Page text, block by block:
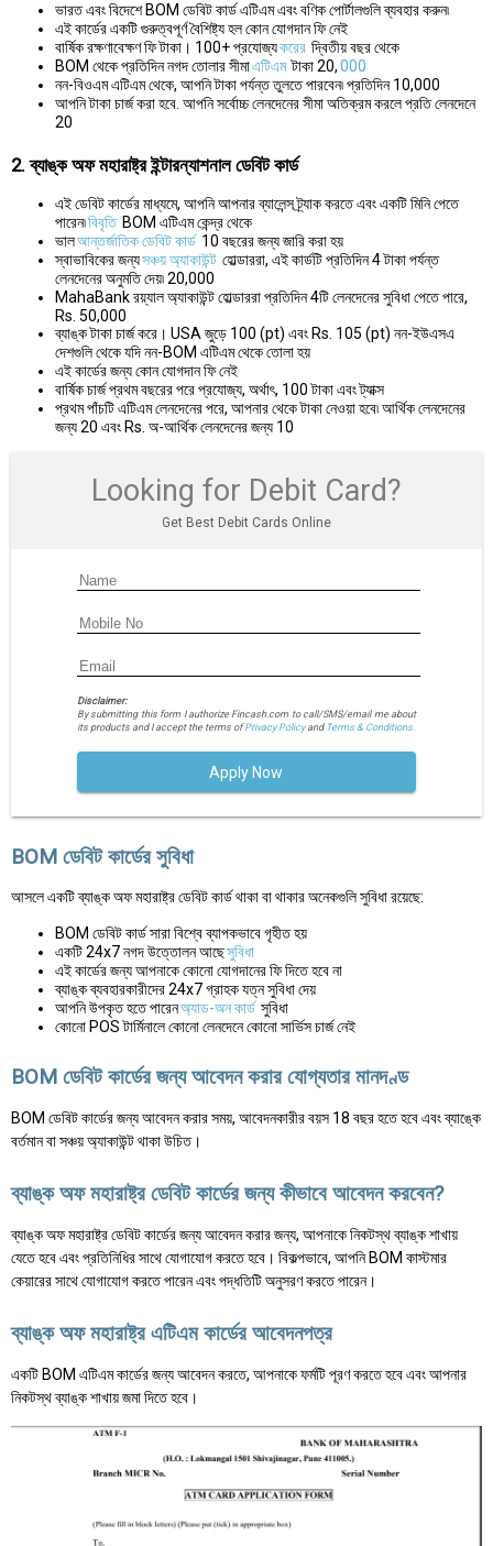
ভারত এবং বিদেশে BOM ডেবিট কার্ড এটিএম এবং বণিক পোর্টালগুলি ব্যবহার করুন৷
এই কার্ডের একটি গুরুত্বপূর্ণ বৈশিষ্ট্য হল কোন যোগদান ফি নেই
বার্ষিক রক্ষণাবেক্ষণ ফি টাকা। 100+ প্রযোজ্যকরের দ্বিতীয় বছর থেকে
BOM থেকে প্রতিদিন নগদ তোলার সীমাএটিএম টাকা 20,000
নন-বিওএম এটিএম থেকে, আপনি টাকা পর্যন্ত তুলতে পারবেন৷ প্রতিদিন 10,000
আপনি টাকা চার্জ করা হবে. আপনি সর্বোচ্চ লেনদেনের সীমা অতিক্রম করলে প্রতি লেনদেনে
20
2. ব্যাঙ্ক অফ মহারাষ্ট্র ইন্টারন্যাশনাল ডেবিট কার্ড
এই ডেবিট কার্ডের মাধ্যমে, আপনি আপনার ব্যালেন্স ট্র্যাক করতে এবং একটি মিনি পেতে
পারেন৷বিবৃতি BOM এটিএম কেন্দ্র থেকে
ভালআন্তর্জাতিক ডেবিট কার্ড 10 বছরের জন্য জারি করা হয়
স্বাভাবিকের জন্যসঞ্চয় অ্যাকাউন্ট হোল্ডাররা, এই কার্ডটি প্রতিদিন 4 টাকা পর্যন্ত
লেনদেনের অনুমতি দেয়৷ 20,000
MahaBank রয়্যাল অ্যাকাউন্ট হোল্ডাররা প্রতিদিন 4টি লেনদেনের সুবিধা পেতে পারে,
Rs. 50,000
ব্যাঙ্ক টাকা চার্জ করে। USA জুড়ে 100 (pt) এবং Rs. 105 (pt) নন-ইউএসএ
দেশগুলি থেকে যদি নন-BOM এটিএম থেকে তোলা হয়
এই কার্ডের জন্য কোন যোগদান ফি নেই
বার্ষিক চার্জ প্রথম বছরের পরে প্রযোজ্য, অর্থাৎ, 100 টাকা এবং ট্যাক্স
প্রথম পাঁচটি এটিএম লেনদেনের পরে, আপনার থেকে টাকা নেওয়া হবে৷ আর্থিক লেনদেনের
জন্য 20 এবং Rs. অ-আর্থিক লেনদেনের জন্য 10
Looking for Debit Card?
Get Best Debit Cards Online
Disclaimer:
By submitting this form I authorize Fincash.com to call/SMS/email me about
its products and I accept the terms ofPrivacy Policyand Terms & Conditions.
Apply Now
BOM ডেবিট কার্ডের সুবিধা
আসলে একটি ব্যাঙ্ক অফ মহারাষ্ট্র ডেবিট কার্ড থাকা বা থাকার অনেকগুলি সুবিধা রয়েছে:
BOM ডেবিট কার্ড সারা বিশ্বে ব্যাপকভাবে গৃহীত হয়
একটি 24x7 নগদ উত্তোলন আছেসুবিধা
এই কার্ডের জন্য আপনাকে কোনো যোগদানের ফি দিতে হবে না
ব্যাঙ্ক ব্যবহারকারীদের 24x7 গ্রাহক যত্ন সুবিধা দেয়
আপনি উপকৃত হতে পারেনঅ্যাড-অন কার্ড সুবিধা
কোনো POS টার্মিনালে কোনো লেনদেনে কোনো সার্ভিস চার্জ নেই
BOM ডেবিট কার্ডের জন্য আবেদন করার যোগ্যতার মানদণ্ড
BOM ডেবিট কার্ডের জন্য আবেদন করার সময়, আবেদনকারীর বয়স 18 বছর হতে হবে এবং ব্যাঙ্কে
বর্তমান বা সঞ্চয় অ্যাকাউন্ট থাকা উচিত।
ব্যাঙ্ক অফ মহারাষ্ট্র ডেবিট কার্ডের জন্য কীভাবে আবেদন করবেন?
ব্যাঙ্ক অফ মহারাষ্ট্র ডেবিট কার্ডের জন্য আবেদন করার জন্য, আপনাকে নিকটস্থ ব্যাঙ্ক শাখায়
যেতে হবে এবং প্রতিনিধির সাথে যোগাযোগ করতে হবে। বিকল্পভাবে, আপনি BOM কাস্টমার
কেয়ারের সাথে যোগাযোগ করতে পারেন এবং পদ্ধতিটি অনুসরণ করতে পারেন।
ব্যাঙ্ক অফ মহারাষ্ট্র এটিএম কার্ডের আবেদনপত্র
একটি BOM এটিএম কার্ডের জন্য আবেদন করতে, আপনাকে ফর্মটি পূরণ করতে হবে এবং আপনার
নিকটস্থ ব্যাঙ্ক শাখায় জমা দিতে হবে।